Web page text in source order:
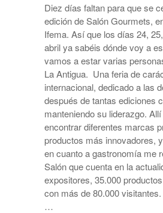
Diez días faltan para que se
edición de Salón Gourmets,
Ifema. Así que los días 24,
abril ya sabéis dónde voy a
vamos a estar varias
La Antigua. Una feria de
internacional, dedicado a las
después de tantas ediciones
manteniendo su liderazgo.
encontrar diferentes marcas
productos más innovadores,
en cuanto a gastronomía me
Salón que cuenta en la
expositores, 35.000
con más de 80.000
…